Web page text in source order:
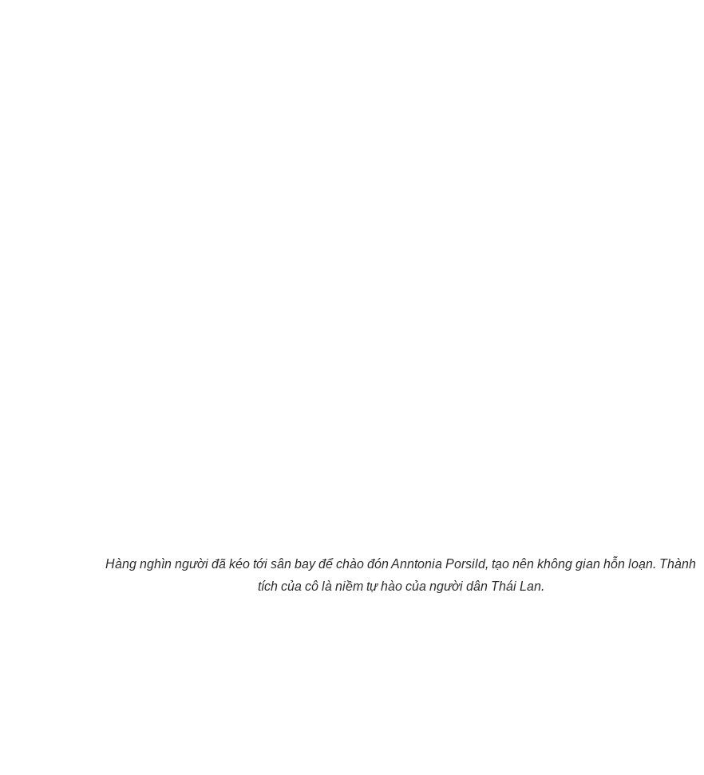
Hàng nghìn người đã kéo tới sân bay để chào đón Anntonia Porsild, tạo nên không gian hỗn loạn. Thành
tích của cô là niềm tự hào của người dân Thái Lan.